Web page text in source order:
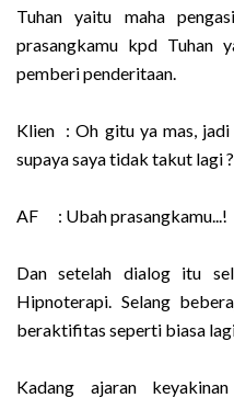
Tuhan yaitu maha
prasangkamu kpd Tuhan
pemberi penderitaan.
Klien : Oh gitu ya mas, jadi
supaya saya tidak takut lagi ?
AF : Ubah prasangkamu...!
Dan setelah dialog itu
Hipnoterapi. Selang
beraktifitas seperti biasa
Kadang ajaran